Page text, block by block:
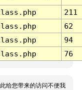
211
62
94
76
给您带来的访问不便我